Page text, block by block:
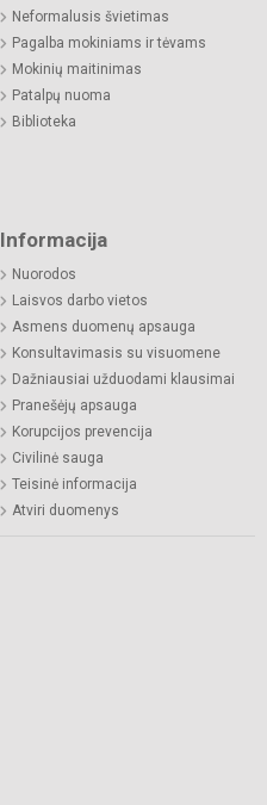
Neformalusis švietimas
Pagalba mokiniams ir tėvams
Mokinių maitinimas
Patalpų nuoma
Biblioteka
Informacija
Nuorodos
Laisvos darbo vietos
Asmens duomenų apsauga
Konsultavimasis su visuomene
Dažniausiai užduodami klausimai
Pranešėjų apsauga
Korupcijos prevencija
Civilinė sauga
Teisinė informacija
Atviri duomenys